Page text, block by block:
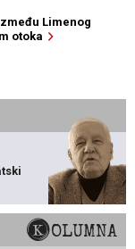
Limenog
otoka
KOLUMNA